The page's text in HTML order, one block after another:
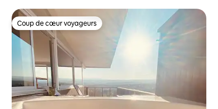
Coup de cœur voyageurs
Coup de cœur voyageurs